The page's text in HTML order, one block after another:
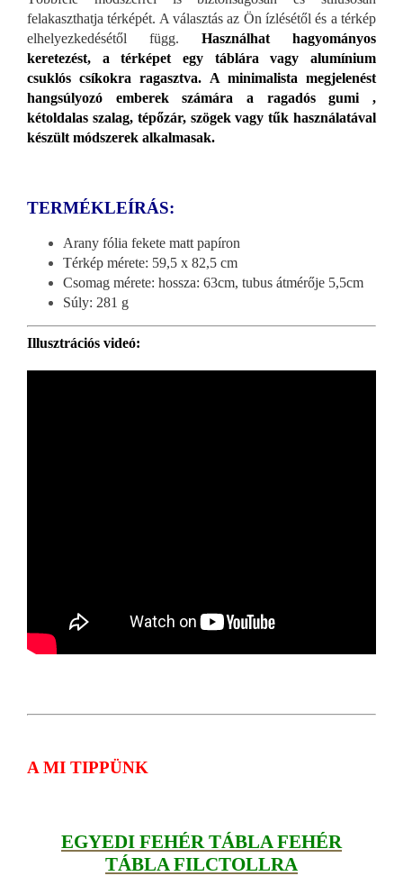
felakaszthatja térképét. A választás az Ön ízlésétől és a térkép
elhelyezkedésétől függ. Használhat hagyományos
keretezést, a térképet egy táblára vagy alumínium
csuklós csíkokra ragasztva. A minimalista megjelenést
hangsúlyozó emberek számára a ragadós gumi ,
kétoldalas szalag, tépőzár, szögek vagy tűk használatával
készült módszerek alkalmasak.
TERMÉKLEÍRÁS:
Arany fólia fekete matt papíron
Térkép mérete: 59,5 x 82,5 cm
Csomag mérete: hossza: 63cm, tubus átmérője 5,5cm
Súly: 281 g
Illusztrációs videó:
A MI TIPPÜNK
EGYEDI FEHÉR TÁBLA FEHÉR
TÁBLA FILCTOLLRA